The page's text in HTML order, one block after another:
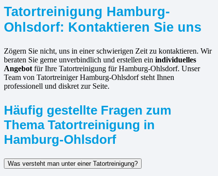
Tatortreinigung Hamburg-
Ohlsdorf: Kontaktieren Sie uns
Zögern Sie nicht, uns in einer schwierigen Zeit zu kontaktieren. Wir
beraten Sie gerne unverbindlich und erstellen ein individuelles
Angebot für Ihre Tatortreinigung für Hamburg-Ohlsdorf. Unser
Team von Tatortreiniger Hamburg-Ohlsdorf steht Ihnen
professionell und diskret zur Seite.
Häufig gestellte Fragen zum
Thema Tatortreinigung in
Hamburg-Ohlsdorf
Was versteht man unter einer Tatortreinigung?